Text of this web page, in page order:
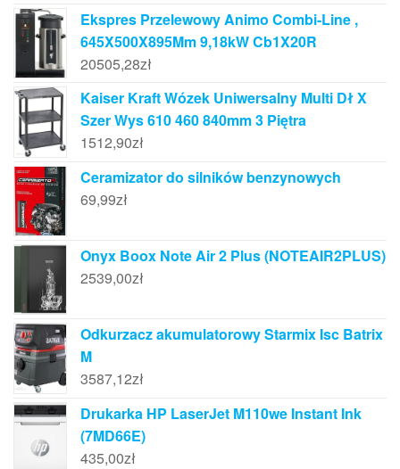
Ekspres Przelewowy Animo Combi-Line ,
645X500X895Mm 9,18kW Cb1X20R
20505,28zł
Kaiser Kraft Wózek Uniwersalny Multi Dł X
Szer Wys 610 460 840mm 3 Piętra
1512,90zł
Ceramizator do silników benzynowych
69,99zł
Onyx Boox Note Air 2 Plus (NOTEAIR2PLUS)
2539,00zł
Odkurzacz akumulatorowy Starmix Isc Batrix
M
3587,12zł
Drukarka HP LaserJet M110we Instant Ink
(7MD66E)
435,00zł